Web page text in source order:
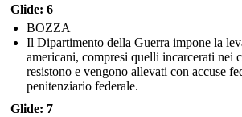
Glide: 6
BOZZA
Il Dipartimento della Guerra impone la
americani, compresi quelli incarcerati nei
resistono e vengono allevati con accuse
penitenziario federale.
Glide: 7